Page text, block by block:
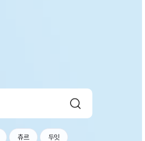
츄르 두잇